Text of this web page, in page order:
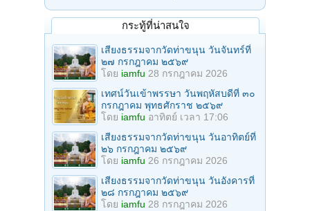
กระทู้ที่น่าสนใจ
เสียงธรรมจากวัดท่าขนุน วันจันทร์ที่
๒๗ กรกฎาคม ๒๕๖๙
โดย iamfu 28 กรกฎาคม 2026
เทศน์วันเข้าพรรษา วันพฤหัสบดีที่ ๓๐
กรกฎาคม พุทธศักราช ๒๕๖๙
โดย iamfu อาทิตย์ เวลา 17:06
เสียงธรรมจากวัดท่าขนุน วันอาทิตย์ที่
๒๖ กรกฎาคม ๒๕๖๙
โดย iamfu 26 กรกฎาคม 2026
เสียงธรรมจากวัดท่าขนุน วันอังคารที่
๒๘ กรกฎาคม ๒๕๖๙
โดย iamfu 28 กรกฎาคม 2026